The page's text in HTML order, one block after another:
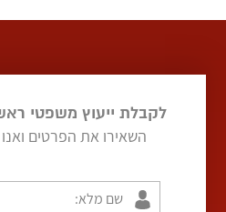
לקבלת ייעוץ משפטי
השאירו את הפרטים